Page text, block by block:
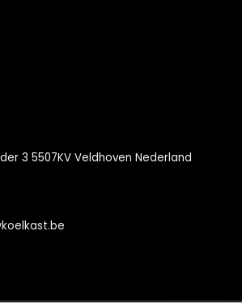
3 5507KV Veldhoven Nederland